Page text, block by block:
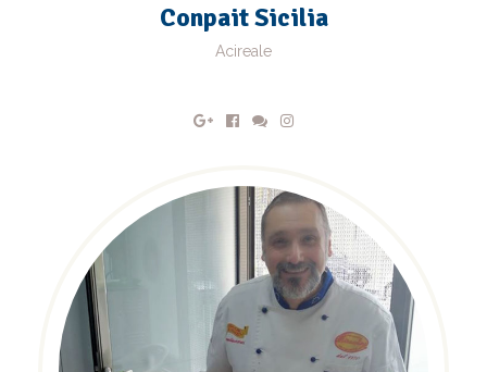
Conpait Sicilia
Acireale